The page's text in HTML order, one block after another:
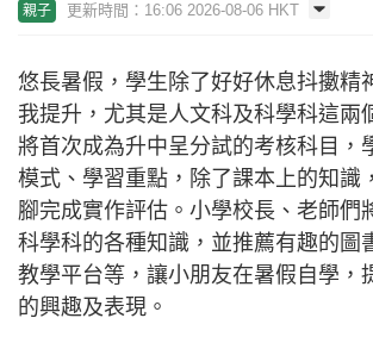
親子 更新時間：16:06 2026-08-06 HKT
悠長暑假，學生除了好好休息抖擻精
我提升，尤其是人文科及科學科這兩
將首次成為升中呈分試的考核科目，
模式、學習重點，除了課本上的知識
腳完成實作評估。小學校長、老師們
科學科的各種知識，並推薦有趣的圖
教學平台等，讓小朋友在暑假自學，
的興趣及表現。